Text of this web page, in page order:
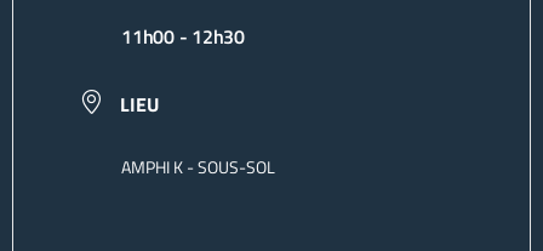
11h00 - 12h30
LIEU
AMPHI K - SOUS-SOL